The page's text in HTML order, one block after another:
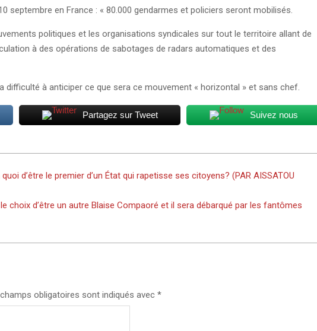
septembre en France : « 80.000 gendarmes et policiers seront mobilisés.
politiques et les organisations syndicales sur tout le territoire allant de
à des opérations de sabotages de radars automatiques et des
difficulté à anticiper ce que sera ce mouvement « horizontal » et sans chef.
Partagez sur Tweet Suivez nous
d’être le premier d’un État qui rapetisse ses citoyens? (PAR AISSATOU
choix d’être un autre Blaise Compaoré et il sera débarqué par les fantômes
obligatoires sont indiqués avec *